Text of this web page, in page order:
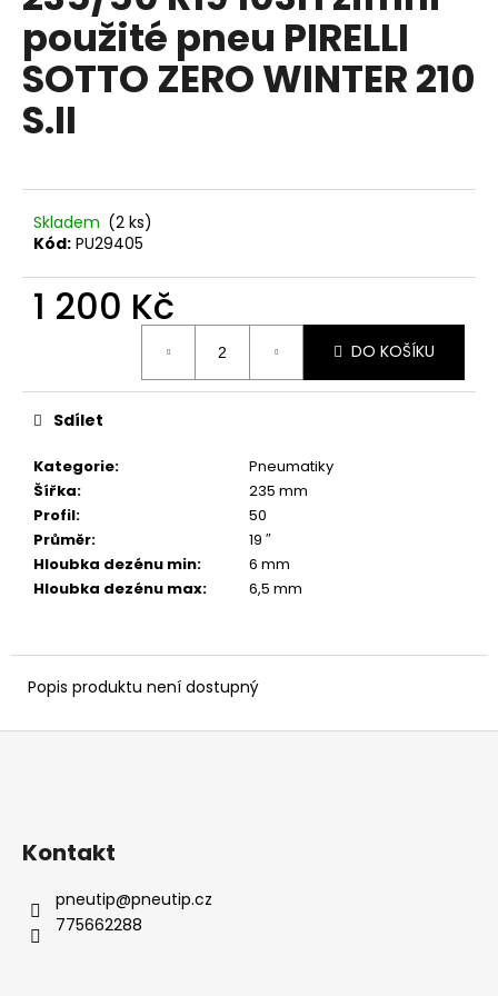
5
hvězdiček.
použité pneu PIRELLI
SOTTO ZERO WINTER 210
S.II
Skladem (2 ks)
Kód: PU29405
1 200 Kč
DO KOŠÍKU
Kategorie:
Pneumatiky
Šířka:
235 mm
Profil:
50
Průměr:
19 ″
Hloubka dezénu min:
6 mm
Hloubka dezénu max: 6,5 mm
Sdílet
Popis produktu není dostupný
a
j
í
t
?
o
u
č
u
e
m
Z
Kontakt
pneutip@pneutip.cz
775662288